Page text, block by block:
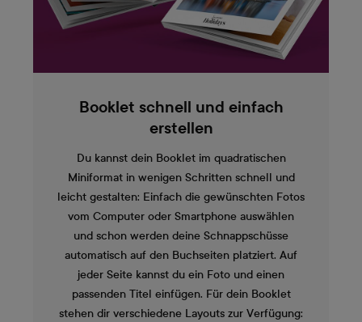
Booklet schnell und einfach
erstellen
Du kannst dein Booklet im quadratischen
Miniformat in wenigen Schritten schnell und
leicht gestalten: Einfach die gewünschten Fotos
vom Computer oder Smartphone auswählen
und schon werden deine Schnappschüsse
automatisch auf den Buchseiten platziert. Auf
jeder Seite kannst du ein Foto und einen
passenden Titel einfügen. Für dein Booklet
stehen dir verschiedene Layouts zur Verfügung: